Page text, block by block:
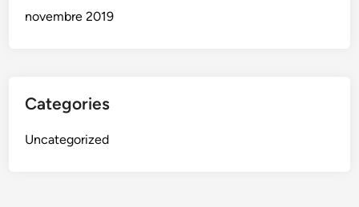
novembre 2019
Categories
Uncategorized